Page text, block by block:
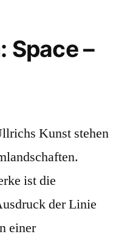
Dominique
Space –
Kunst stehen
ist die
der Linie
einer